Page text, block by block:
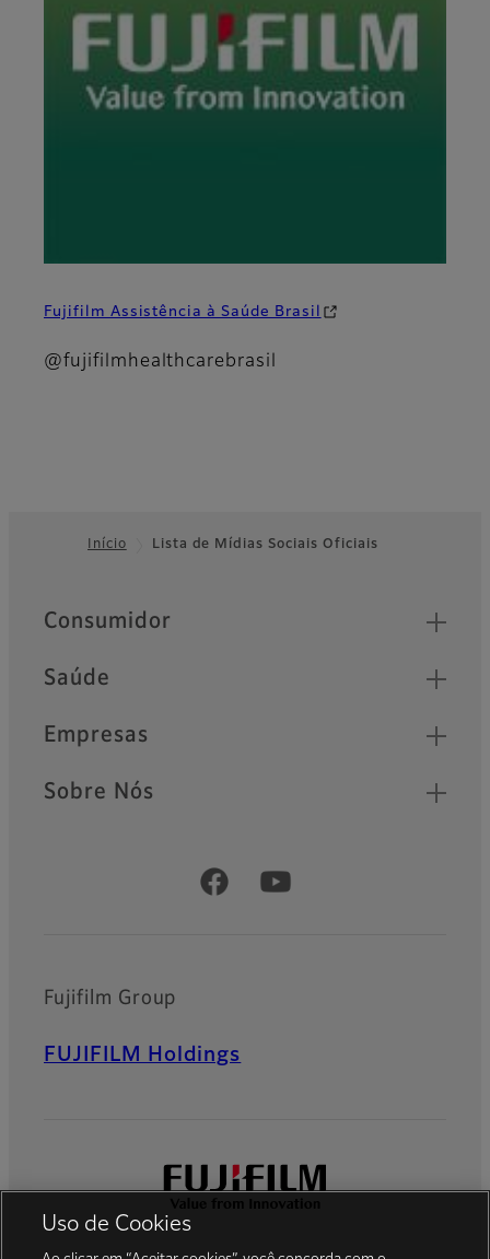
Fujifilm Assistência à Saúde Brasil
@fujifilmhealthcarebrasil
Início Lista de Mídias Sociais Oficiais
Quick Links
Consumidor
Saúde
Empresas
Sobre Nós
Official Social Media Accounts
Fujifilm Group
FUJIFILM Holdings
Uso de Cookies